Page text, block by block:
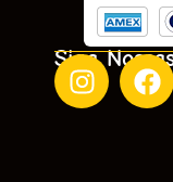
Siga